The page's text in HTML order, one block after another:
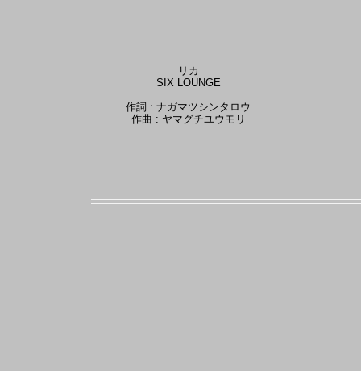
リカ
SIX LOUNGE
作詞 : ナガマツシンタロウ
作曲 : ヤマグチユウモリ